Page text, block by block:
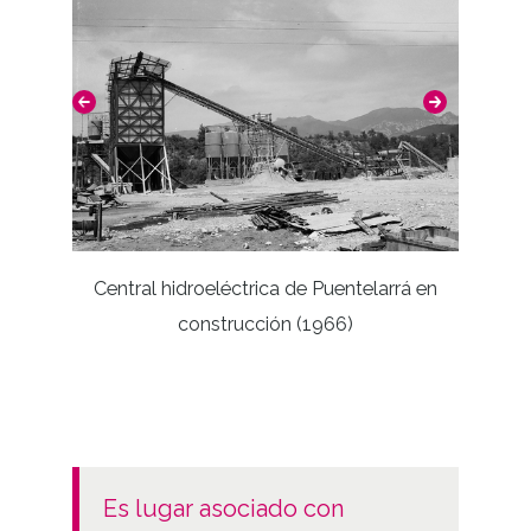
Licencia de las imágenes
CC BY-NC-SA 4.0
Central hidroeléctrica de Puentelarrá en
construcción (1966)
es lugar asociado con